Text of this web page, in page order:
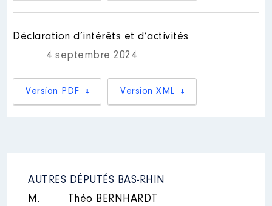
Déclaration d’intérêts et d’activités
4 septembre 2024
Version PDF Version XML
AUTRES DÉPUTÉS BAS-RHIN
M.
Théo BERNHARDT